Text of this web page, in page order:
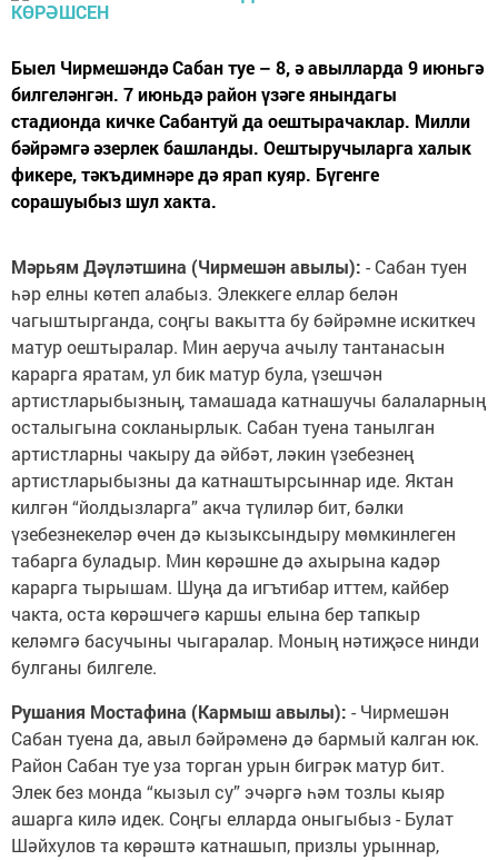
Быел Чирмешәндә Сабан туе – 8, ә авылларда 9 июньгә
билгеләнгән. 7 июньдә район үзәге янындагы
стадионда кичке Сабантуй да оештырачаклар. Милли
бәйрәмгә әзерлек башланды. Оештыручыларга халык
фикере, тәкъдимнәре дә ярап куяр. Бүгенге
сорашуыбыз шул хакта.
Мәрьям Дәүләтшина (Чирмешән авылы): - Сабан туен
һәр елны көтеп алабыз. Элеккеге еллар белән
чагыштырганда, соңгы вакытта бу бәйрәмне искиткеч
матур оештыралар. Мин аеруча ачылу тантанасын
карарга яратам, ул бик матур була, үзешчән
артистларыбызның, тамашада катнашучы балаларның
осталыгына сокланырлык. Сабан туена танылган
артистларны чакыру да әйбәт, ләкин үзебезнең
артистларыбызны да катнаштырсыннар иде. Яктан
килгән “йолдызларга” акча түлиләр бит, бәлки
үзебезнекеләр өчен дә кызыксындыру мөмкинлеген
табарга буладыр. Мин көрәшне дә ахырына кадәр
карарга тырышам. Шуңа да игътибар иттем, кайбер
чакта, оста көрәшчегә каршы елына бер тапкыр
келәмгә басучыны чыгаралар. Моның нәтиҗәсе нинди
булганы билгеле.
Рушания Мостафина (Кармыш авылы): - Чирмешән
Сабан туена да, авыл бәйрәменә дә бармый калган юк.
Район Сабан туе уза торган урын бигрәк матур бит.
Элек без монда “кызыл су” эчәргә һәм тозлы кыяр
ашарга килә идек. Соңгы елларда оныгыбыз - Булат
Шәйхулов та көрәштә катнашып, призлы урыннар,